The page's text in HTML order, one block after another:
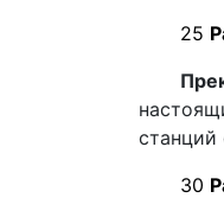
25
станций
30